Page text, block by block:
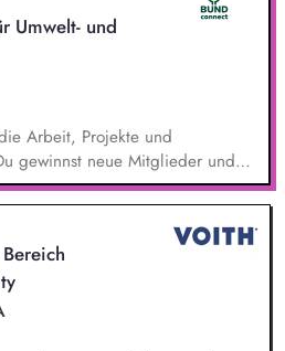
Umwelt- und
Arbeit, Projekte und
gewinnst neue Mitglieder und
Umwelt- und Naturschutz. Du
, Arten- und Klimaschutz nach
Du unterstützt Kampagnen
durch das Sammeln von